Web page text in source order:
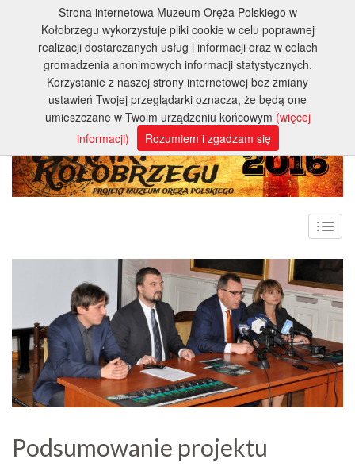
Podsumowanie projektu
Strona internetowa Muzeum Oręża Polskiego w
Kołobrzegu wykorzystuje pliki cookie w celu poprawnej
realizacji dostarczanych usług i informacji oraz w celach
gromadzenia anonimowych informacji statystycznych.
Korzystanie z naszej strony internetowej bez zmiany
ustawień Twojej przeglądarki oznacza, że będą one
umieszczane w Twoim urządzeniu końcowym (więcej
informacji)
Rozumiem i zgadzam się